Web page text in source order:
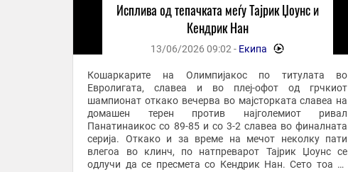
Исплива од тепачката меѓу Тајрик Џоунс и
Кендрик Нан
13/06/2026 09:02 - Екипа -
Кошаркарите на Олимпијакос по титулата во
Евролигата, славеа и во плеј-офот од грчкиот
шампионат откако вечерва во мајсторката славеа на
домашен терен против најголемиот ривал
Панатинаикос со 89-85 и со 3-2 славеа во финалната
серија. Откако и за време на мечот неколку пати
влегоа во клинч, по натпреварот Тајрик Џоунс се
одлучи да се пресмета со Кендрик Нан. Сето тоа се